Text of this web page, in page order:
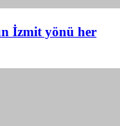
İzmit yönü her